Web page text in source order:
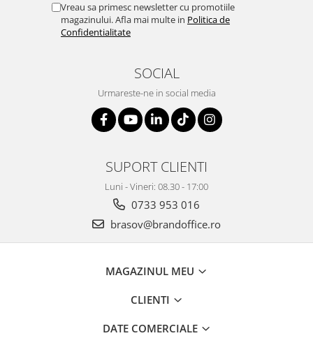
Vreau sa primesc newsletter cu promotiile
magazinului. Afla mai multe in Politica de
Confidentialitate
SOCIAL
Urmareste-ne in social media
SUPORT CLIENTI
Luni - Vineri: 08.30 - 17:00
0733 953 016
brasov@brandoffice.ro
MAGAZINUL MEU
CLIENTI
DATE COMERCIALE